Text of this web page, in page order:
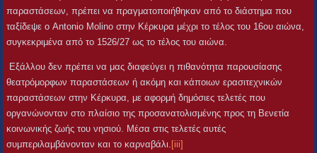
παραστάσεων, πρέπει να πραγματοποιήθηκαν από το διάστημα που
ταξίδεψε ο Antonio Molino στην Κέρκυρα μέχρι το τέλος του 16ου αιώνα,
συγκεκριμένα από το 1526/27 ως το τέλος του αιώνα.
Εξάλλου δεν πρέπει να μας διαφεύγει η πιθανότητα παρουσίασης
θεατρόμορφων παραστάσεων ή ακόμη και κάποιων ερασιτεχνικών
παραστάσεων στην Κέρκυρα, με αφορμή δημόσιες τελετές που
οργανώνονταν στο πλαίσιο της προσανατολισμένης προς τη Βενετία
κοινωνικής ζωής του νησιού. Μέσα στις τελετές αυτές
συμπεριλαμβάνονταν και το καρναβάλι. [iii]